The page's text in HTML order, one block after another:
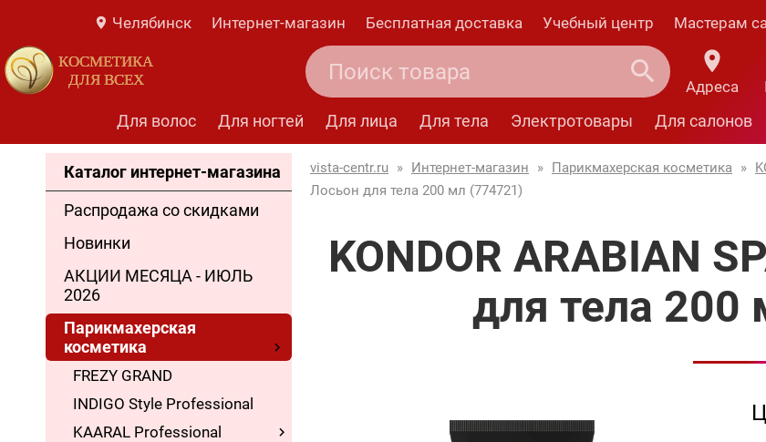
Челябинск Интернет-магазин Бесплатная доставка Учебный центр Мастерам
КОСМЕТИКА
ДЛЯ ВСЕХ
Адреса
Для волос Для ногтей Для лица Для тела Электротовары Для салонов
Каталог интернет-магазина
Распродажа со скидками
Новинки
АКЦИИ МЕСЯЦА - ИЮЛЬ
2026
Парикмахерская
косметика
FREZY GRAND
INDIGO Style Professional
KAARAL Professional
vista-centr.ru » Интернет-магазин » Парикмахерская косметика »
Лосьон для тела 200 мл (774721)
KONDOR ARABIAN
для тела 200